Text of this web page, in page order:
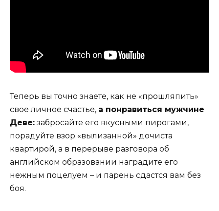
Теперь вы точно знаете, как не «прошляпить»
свое личное счастье, а понравиться мужчине
Деве: забросайте его вкусными пирогами,
порадуйте взор «вылизанной» дочиста
квартирой, а в перерыве разговора об
английском образовании наградите его
нежным поцелуем – и парень сдастся вам без
боя.